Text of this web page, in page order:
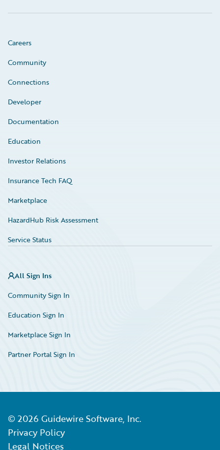
Careers
Community
Connections
Developer
Documentation
Education
Investor Relations
Insurance Tech FAQ
Marketplace
HazardHub Risk Assessment
Service Status
All Sign Ins
Community Sign In
Education Sign In
Marketplace Sign In
Partner Portal Sign In
© 2026 Guidewire Software, Inc.
Privacy Policy
Legal Notices